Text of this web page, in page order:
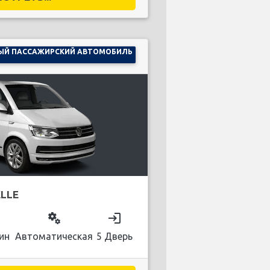
ПАССАЖИРСКИЙ АВТОМОБИЛЬ
miscellaneous_services
Автоматическая
login
5 Дверь